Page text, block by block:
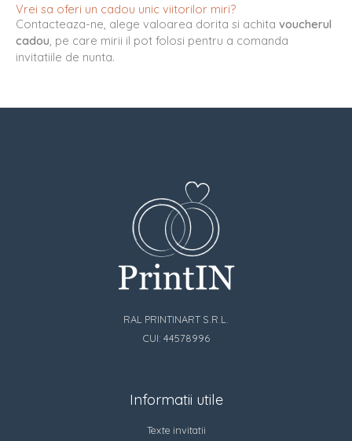
Vrei sa oferi un cadou unic viitorilor miri?
Contacteaza-ne, alege valoarea dorita si achita voucherul
cadou, pe care mirii il pot folosi pentru a comanda
invitatiile de nunta.
RAL PRINTINART S.R.L.
CUI: 44578996
Informatii utile
Texte invitatii